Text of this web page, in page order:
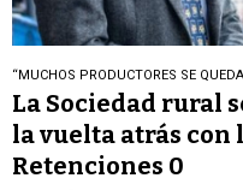
“MUCHOS PRODUCTORES SE
La Sociedad rural
la vuelta atrás con
Retenciones 0